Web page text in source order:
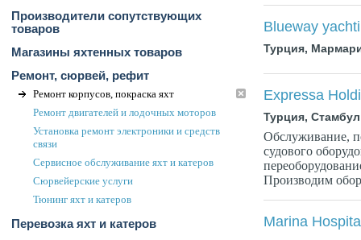
Производители сопутствующих
товаров
Магазины яхтенных товаров
Ремонт, сюрвей, рефит
Ремонт корпусов, покраска яхт
Ремонт двигателей и лодочных моторов
Установка ремонт электроники и средств
связи
Сервисное обслуживание яхт и катеров
Сюрвейерские услуги
Тюнинг яхт и катеров
Перевозка яхт и катеров
Blueway
Турция,
Expressa
Турция, Стамбул
Обслуживание,
судового
Производим
Marina